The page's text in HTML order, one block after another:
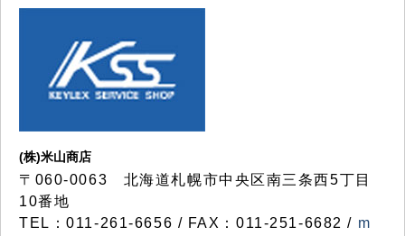
(株)米山商店
〒060-0063 北海道札幌市中央区南三条西5丁目
10番地
TEL：011-261-6656 / FAX：011-251-6682 / m